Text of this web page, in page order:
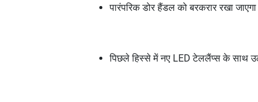
पारंपरिक डोर हैंडल को बरकरार रखा
पिछले हिस्से में नए LED टेललैंप्स के साथ